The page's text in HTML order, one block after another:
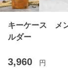
キーケース メ
ルダー
3,960 円